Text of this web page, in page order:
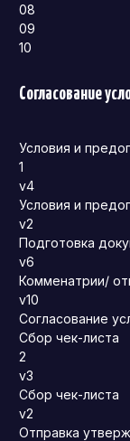
08
09
10
Согласование
Условия и
1
v4
Условия и
v2
Подготовка
v6
Комменатрии/
v10
Согласование
Сбор чек-листа
2
v3
Сбор чек-листа
v2
Отправка